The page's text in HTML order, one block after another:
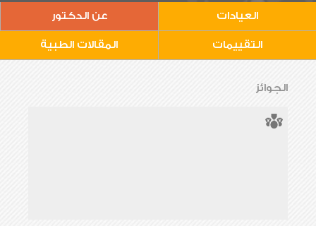
العيادات عن الدكتور
التقييمات المقالات الطبية
الجوائز